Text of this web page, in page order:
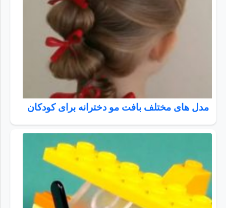
مدل های مختلف بافت مو دخترانه برای کودکان